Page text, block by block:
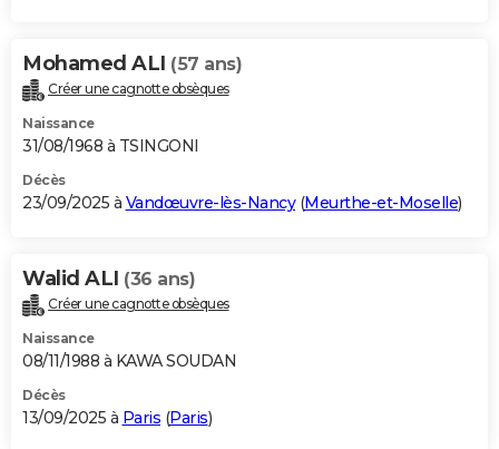
Mohamed ALI (57 ans)
Créer une cagnotte obsèques
Naissance
31/08/1968 à TSINGONI
Décès
23/09/2025 à Vandœuvre-lès-Nancy(Meurthe-et-Moselle)
Walid ALI (36 ans)
Créer une cagnotte obsèques
Naissance
08/11/1988 à KAWA SOUDAN
Décès
13/09/2025 à Paris (Paris)